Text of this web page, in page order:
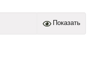
Показать